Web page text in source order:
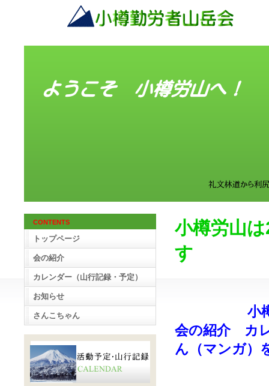
小樽労山
す
小樽勤労
会の紹介 カ
ん（マン
CONTENTS
トップページ
会の紹介
カレンダー（山行記録・予定）
お知らせ
さんこちゃん